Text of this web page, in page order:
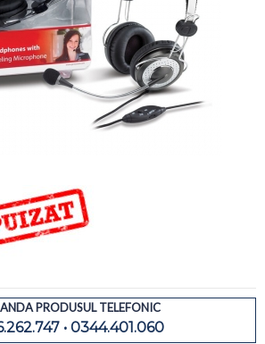
PRODUSUL TELEFONIC
• 0344.401.060